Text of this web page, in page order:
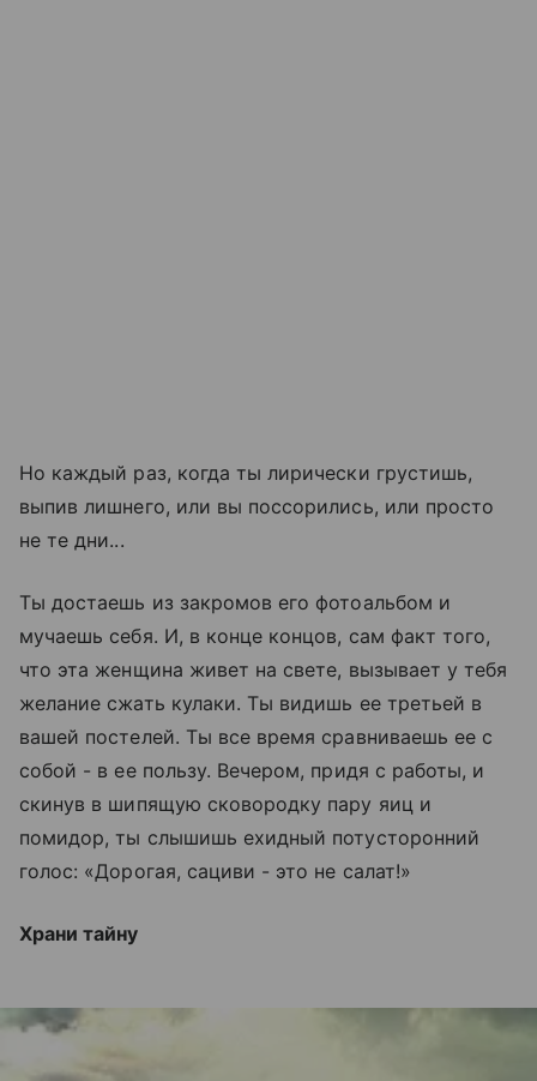
Но каждый раз, когда ты лирически грустишь,
выпив лишнего, или вы поссорились, или просто
не те дни...
Ты достаешь из закромов его фотоальбом и
мучаешь себя. И, в конце концов, сам факт того,
что эта женщина живет на свете, вызывает у тебя
желание сжать кулаки. Ты видишь ее третьей в
вашей постелей. Ты все время сравниваешь ее с
собой - в ее пользу. Вечером, придя с работы, и
скинув в шипящую сковородку пару яиц и
помидор, ты слышишь ехидный потусторонний
голос: «Дорогая, сациви - это не салат!»
Храни тайну